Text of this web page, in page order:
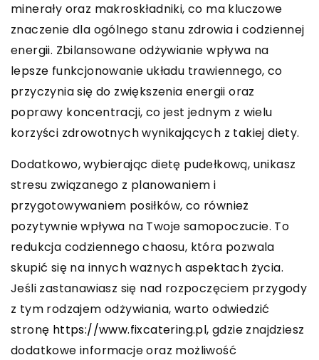
minerały oraz makroskładniki, co ma kluczowe
znaczenie dla ogólnego stanu zdrowia i codziennej
energii. Zbilansowane odżywianie wpływa na
lepsze funkcjonowanie układu trawiennego, co
przyczynia się do zwiększenia energii oraz
poprawy koncentracji, co jest jednym z wielu
korzyści zdrowotnych wynikających z takiej diety.
Dodatkowo, wybierając dietę pudełkową, unikasz
stresu związanego z planowaniem i
przygotowywaniem posiłków, co również
pozytywnie wpływa na Twoje samopoczucie. To
redukcja codziennego chaosu, która pozwala
skupić się na innych ważnych aspektach życia.
Jeśli zastanawiasz się nad rozpoczęciem przygody
z tym rodzajem odżywiania, warto odwiedzić
stronę https://www.fixcatering.pl, gdzie znajdziesz
dodatkowe informacje oraz możliwość